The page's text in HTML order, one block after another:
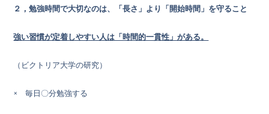
２，勉強時間で大切なのは、「長さ」より「開始時間」を守ること
強い習慣が定着しやすい人は「時間的一貫性」がある。
（ビクトリア大学の研究）
× 毎日〇分勉強する